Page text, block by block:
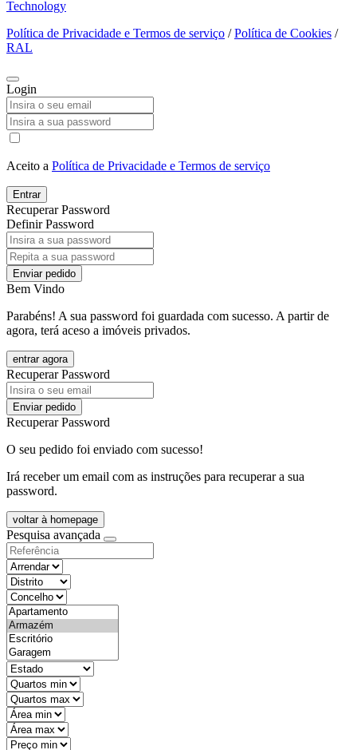
Technology
Política de Privacidade e Termos de serviço /Política de Cookies /
RAL
Login
Aceito a Política de Privacidade e Termos de serviço
Entrar
Recuperar Password
Definir Password
Enviar pedido
Bem Vindo
Parabéns! A sua password foi guardada com sucesso. A partir de
agora, terá aceso a imóveis privados.
entrar agora
Recuperar Password
Enviar pedido
Recuperar Password
O seu pedido foi enviado com sucesso!
Irá receber um email com as instruções para recuperar a sua
password.
voltar à homepage
Pesquisa avançada
objective
districtId
countyId
types
state
mintypo
maxtypo
minarea
maxarea
minprice